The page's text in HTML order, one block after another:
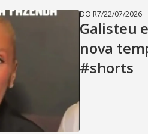
DO R7/22/07/2026
Galisteu
nova
#shorts